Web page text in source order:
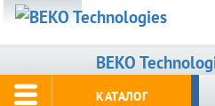
BEKO
КАТАЛОГ